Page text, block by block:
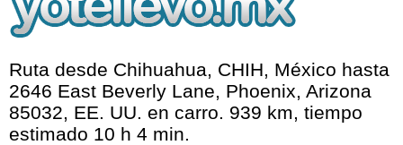
Ruta desde Chihuahua, CHIH, México hasta
2646 East Beverly Lane, Phoenix, Arizona
85032, EE. UU. en carro. 939 km, tiempo
estimado 10 h 4 min.